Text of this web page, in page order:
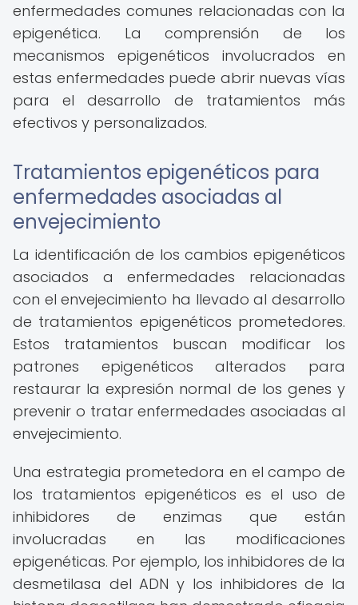
enfermedades comunes relacionadas con la
epigenética. La comprensión de los
mecanismos epigenéticos involucrados en
estas enfermedades puede abrir nuevas vías
para el desarrollo de tratamientos más
efectivos y personalizados.
Tratamientos epigenéticos para
enfermedades asociadas al
envejecimiento
La identificación de los cambios epigenéticos
asociados a enfermedades relacionadas
con el envejecimiento ha llevado al desarrollo
de tratamientos epigenéticos prometedores.
Estos tratamientos buscan modificar los
patrones epigenéticos alterados para
restaurar la expresión normal de los genes y
prevenir o tratar enfermedades asociadas al
envejecimiento.
Una estrategia prometedora en el campo de
los tratamientos epigenéticos es el uso de
inhibidores de enzimas que están
involucradas en las modificaciones
epigenéticas. Por ejemplo, los inhibidores de la
desmetilasa del ADN y los inhibidores de la